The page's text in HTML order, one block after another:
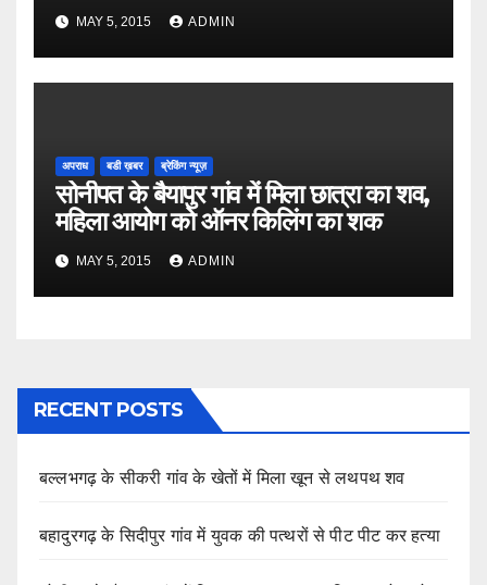
MAY 5, 2015 ADMIN
अपराध बडी ख़बर ब्रेकिंग न्यूज़
सोनीपत के बैयापुर गांव में मिला छात्रा का शव,
महिला आयोग को ऑनर किलिंग का शक
MAY 5, 2015 ADMIN
RECENT POSTS
बल्लभगढ़ के सीकरी गांव के खेतों में मिला खून से लथपथ शव
बहादुरगढ़ के सिदीपुर गांव में युवक की पत्थरों से पीट पीट कर हत्या